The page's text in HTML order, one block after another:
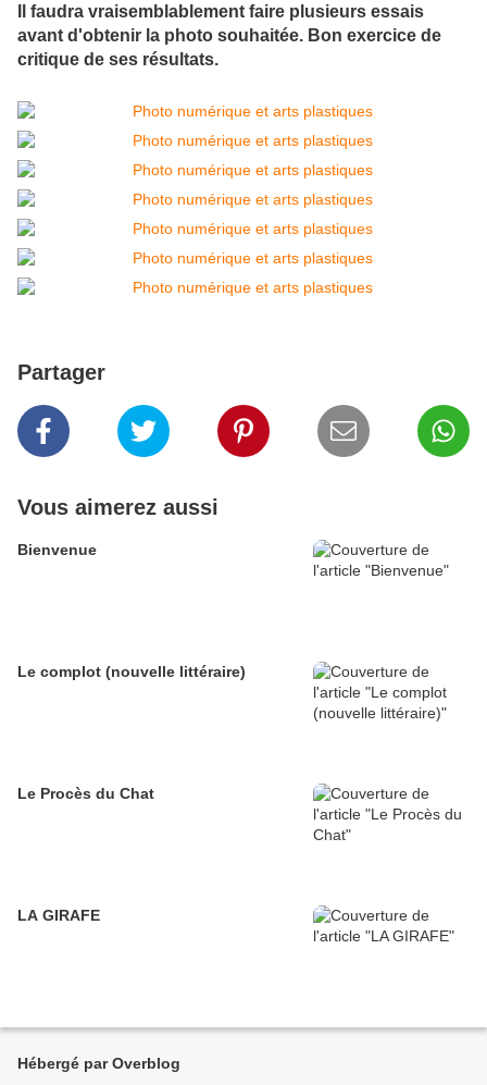
Il faudra vraisemblablement faire plusieurs essais
avant d'obtenir la photo souhaitée. Bon exercice de
critique de ses résultats.
Partager
Vous aimerez aussi
Bienvenue
Le complot (nouvelle littéraire)
Le Procès du Chat
LA GIRAFE
Hébergé par Overblog